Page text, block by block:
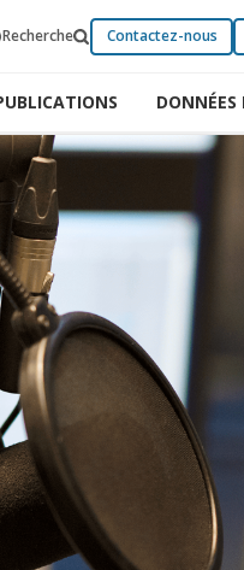
Recherche Contactez-nous